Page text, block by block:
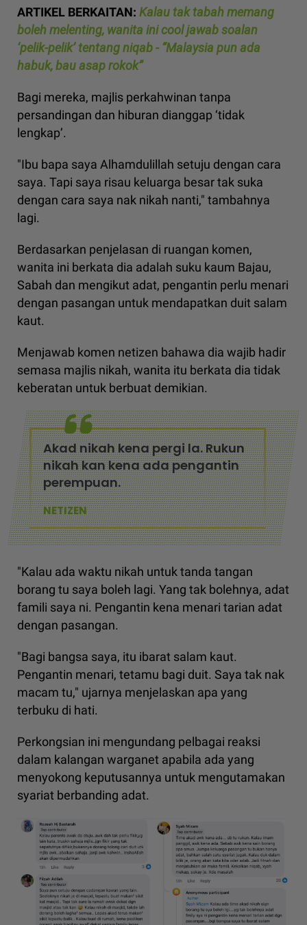
ARTIKEL BERKAITAN: Kalau tak tabah memang
boleh melenting, wanita ini cool jawab soalan
‘pelik-pelik’ tentang niqab - “Malaysia pun ada
habuk, bau asap rokok”
Bagi mereka, majlis perkahwinan tanpa
persandingan dan hiburan dianggap ‘tidak
lengkap’.
"Ibu bapa saya Alhamdulillah setuju dengan cara
saya. Tapi saya risau keluarga besar tak suka
dengan cara saya nak nikah nanti," tambahnya
lagi.
Berdasarkan penjelasan di ruangan komen,
wanita ini berkata dia adalah suku kaum Bajau,
Sabah dan mengikut adat, pengantin perlu menari
dengan pasangan untuk mendapatkan duit salam
kaut.
Menjawab komen netizen bahawa dia wajib hadir
semasa majlis nikah, wanita itu berkata dia tidak
keberatan untuk berbuat demikian.
Akad nikah kena pergi la. Rukun
nikah kan kena ada pengantin
perempuan.
NETIZEN
"Kalau ada waktu nikah untuk tanda tangan
borang tu saya boleh lagi. Yang tak bolehnya, adat
famili saya ni. Pengantin kena menari tarian adat
dengan pasangan.
"Bagi bangsa saya, itu ibarat salam kaut.
Pengantin menari, tetamu bagi duit. Saya tak nak
macam tu," ujarnya menjelaskan apa yang
terbuku di hati.
Perkongsian ini mengundang pelbagai reaksi
dalam kalangan warganet apabila ada yang
menyokong keputusannya untuk mengutamakan
syariat berbanding adat.